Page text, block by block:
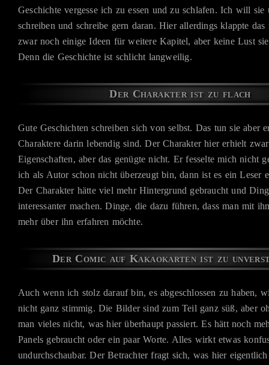
Geschichte vergesse ich zu essen und zu schlafen. Ich will sie
schreiben und schreibe gern daran. Hier allerdings klappte
zwar noch einige Ideen für weitere Kapitel, aber keine Lust
Denn die Geschichte ist schlicht langweilig.
Der Charakter ist zu flach
Gute Geschichten schreiben sich von selbst. Das tun sie aber
Charaktere darin lebendig sind. Der Charakter hier erhielt
Eigenschaften, aber das genügte nicht. Er fesselte mich nicht
ich als Autor schon nicht überzeugt bin, dann ist es ein Leser
Der Charakter hätte viel mehr Hintergrund gebraucht und
interessanter machen. Dinge, die dazu führen, dass man mit
mehr über ihn erfahren möchte.
Der Comic auf Kakaokarten ist zu
Auch wenn ich stolz darauf bin, es abgeschlossen zu haben,
nicht ganz stimmig. Die Bilder sind zum Teil ganz süß, aber
man vieles nicht, was hier überhaupt passiert. Es hätt noch
Panels gebraucht oder ein paar Worte. Alles wirkt etwas
undurchschaubar. Der Betrachter fragt sich, was hier